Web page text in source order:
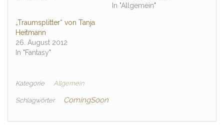
In "Allgemein"
„Traumsplitter“ von Tanja
Heitmann
26. August 2012
In "Fantasy"
Kategorie Allgemein
Schlagwörter ComingSoon